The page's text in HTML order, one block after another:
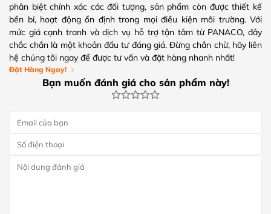
phân biệt chính xác các đối tượng, sản phẩm còn được thiết kế
bền bỉ, hoạt động ổn định trong mọi điều kiện môi trường. Với
mức giá cạnh tranh và dịch vụ hỗ trợ tận tâm từ PANACO, đây
chắc chắn là một khoản đầu tư đáng giá. Đừng chần chừ, hãy liên
hệ chúng tôi ngay để được tư vấn và đặt hàng nhanh nhất!
Đặt Hàng Ngay!
Bạn muốn đánh giá cho sản phẩm này!